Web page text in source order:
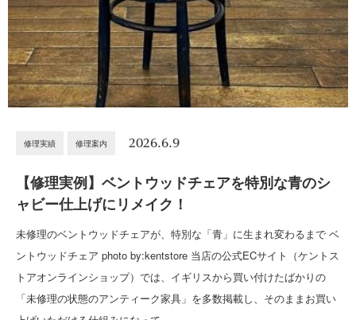
修理実績 修理案内 2026.6.9
【修理実例】ベントウッドチェアを特別な青のシ
ャビー仕上げにリメイク！
未修理のベントウッドチェアが、特別な「青」に生まれ変わるまで ベ
ントウッドチェア photo by:kentstore 当店の公式ECサイト（ケントス
トアオンラインショップ）では、イギリスから買い付けたばかりの
「未修理の状態のアンティーク家具」を多数掲載し、そのままお買い